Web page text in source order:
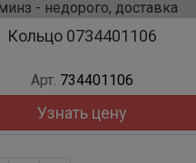
Кольцо 0734401106
Арт. 734401106
Узнать цену